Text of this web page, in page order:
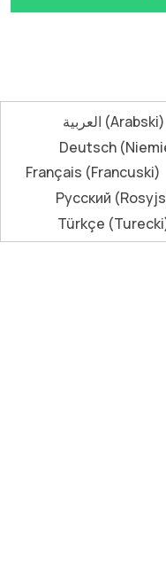
العربية (Arabski)
Deutsch(
Français (Francuski)
Русский (
Türkçe (Turecki